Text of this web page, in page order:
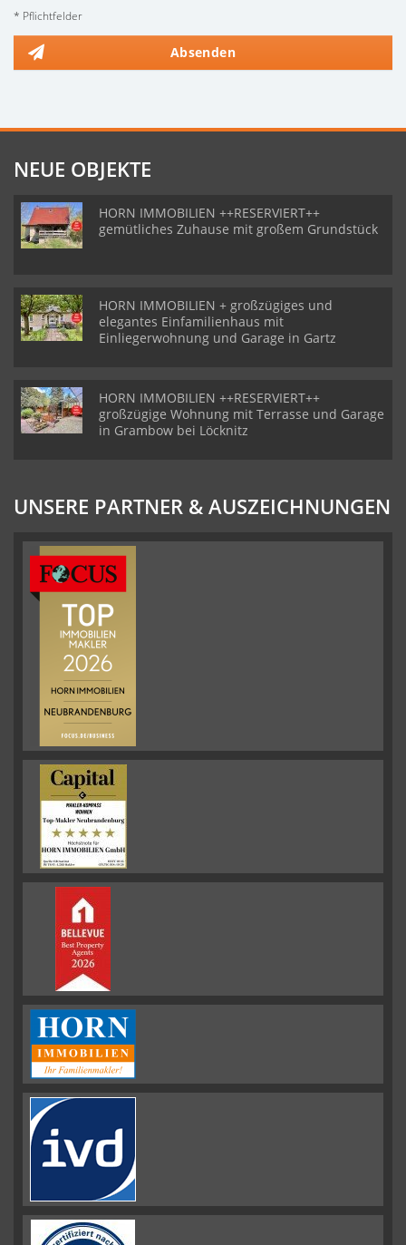
* Pflichtfelder
Absenden
NEUE OBJEKTE
HORN IMMOBILIEN ++RESERVIERT++
gemütliches Zuhause mit großem Grundstück
HORN IMMOBILIEN + großzügiges und
elegantes Einfamilienhaus mit
Einliegerwohnung und Garage in Gartz
HORN IMMOBILIEN ++RESERVIERT++
großzügige Wohnung mit Terrasse und Garage
in Grambow bei Löcknitz
UNSERE PARTNER & AUSZEICHNUNGEN